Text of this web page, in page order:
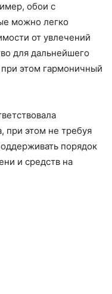
обои с
можно легко
от увлечений
для дальнейшего
при этом гармоничный
при этом не требуя
порядок
и средств на